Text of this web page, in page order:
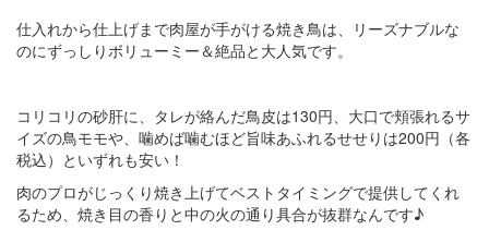
仕入れから仕上げまで肉屋が手がける焼き鳥は、リーズナブルな
のにずっしりボリューミー＆絶品と大人気です。
コリコリの砂肝に、タレが絡んだ鳥皮は130円、大口で頬張れるサ
イズの鳥モモや、噛めば噛むほど旨味あふれるせせりは200円（各
税込）といずれも安い！
肉のプロがじっくり焼き上げてベストタイミングで提供してくれ
るため、焼き目の香りと中の火の通り具合が抜群なんです♪